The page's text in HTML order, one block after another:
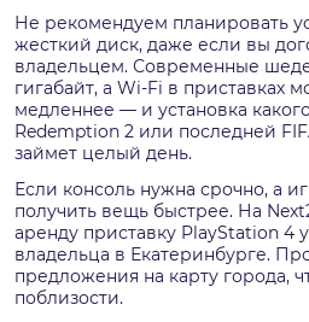
Не рекомендуем планировать
жесткий диск, даже если вы
владельцем. Современные
гигабайт, а Wi-Fi в приставках
медленнее — и установка
Redemption 2 или последней
займет целый день.
Если консоль нужна срочно, а
получить вещь быстрее. На
аренду приставку PlayStation 4
владельца в Екатеринбурге.
предложения на карту города,
поблизости.